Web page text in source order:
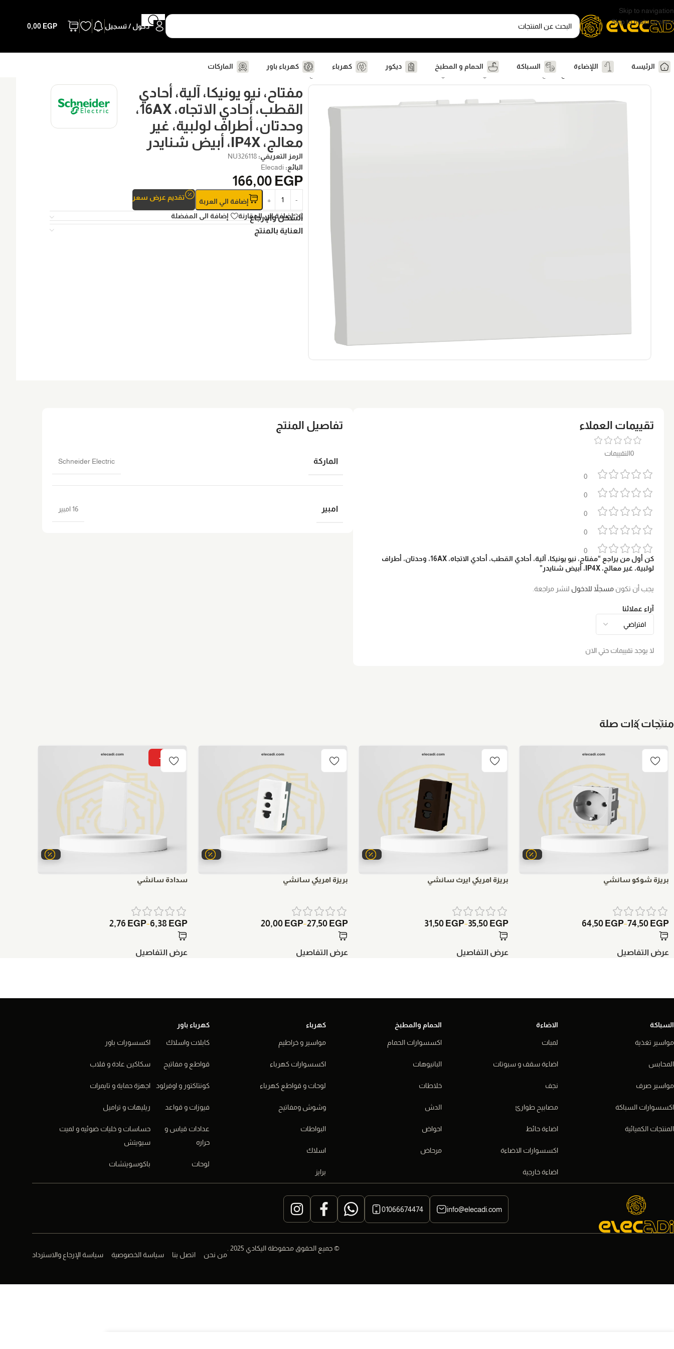
Skip to navigation
Skip to main content
دخول / تسجيل 0,00 EGP
الرئيسة اللإضاءة السباكة الحمام و المطبخ ديكور كهرباء كهرباء باور
الماركات
الرئيسية
كهرباء وشوش ومفاتيح مفتاح، نيو يونيكا، آلية، أحادي القطب، أحادي الاتجاه، 16AX، وحدتان، أطراف لولبية، غير معالج، IP4X، أبيض شنايدر
مفتاح، نيو يونيكا، آلية، أحادي
القطب، أحادي الاتجاه، 16AX،
وحدتان، أطراف لولبية، غير
معالج، IP4X، أبيض شنايدر
الرمز التعريفي:NU326118
البائع: Elecadi
166,00 EGP
إضافة الي العربة تقديم عرض سعر
إضافة الي المقارنة إضافة الى المفضلة
الشحن والإرجاع
العناية بالمنتج
تقييمات العملاء
0التقييمات
0
0
0
0
0
آراء عملائنا
لا يوجد تقييمات حتي الان
كن أول من يراجع “مفتاح، نيو يونيكا، آلية، أحادي القطب، أحادي الاتجاه، 16AX، وحدتان، أطراف
لولبية، غير معالج، IP4X، أبيض شنايدر”
يجب أن تكون مسجلاً للدخول لنشر مراجعة.
تفاصيل المنتج
الماركة Schneider Electric
امبير 16 امبير
منتجات ذات صلة
بريزة شوكو سانشي
64,50 EGP–74,50 EGP
عرض التفاصيل
بريزة امريكي ايرث سانشي
31,50 EGP–35,50 EGP
عرض التفاصيل
بريزة امريكي سانشي
20,00 EGP–27,50 EGP
عرض التفاصيل
-15%
سدادة سانشي
2,76 EGP–6,38 EGP
عرض التفاصيل
السباكة
مواسير تغذية
المحابس
مواسير صرف
اكسسوارات السباكة
المنتجات الكميائية
الاضاءة
لمبات
اضاءة سقف و سبوتات
نجف
مصابيح طوارئ
اضاءة حائط
اكسسوارات الاضاءة
اضاءة خارجية
الحمام والمطبخ
اكسسوارات الحمام
البانيوهات
خلاطات
الدش
احواض
مرحاض
كهرباء
مواسير و خراطيم
اكسسوارات كهرباء
لوحات و قواطع كهرباء
وشوش ومفاتيح
البواطات
اسلاك
برايز
كهرباء باور
كابلات واسلاك
قواطع و مفاتيح
كونتاكتور و اوفرلود
فيوزات و قواعد
عدادات قياس و
حراره
لوحات
اكسسورات باور
سكاكين عادة و قلاب
اجهزة حماية و تايمرات
ريليهات و تراميل
حساسات و خليات ضوئيه و لميت
سيويتش
باكوسويتشات
info@elecadi.com
01066674474
من نحن اتصل بنا سياسة الخصوصية سياسة الإرجاع والاسترداد
© جميع الحقوق محفوظة اليكادي 2025 .